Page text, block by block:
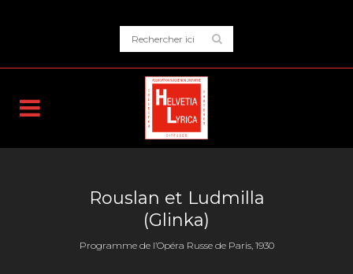
Rouslan et Ludmilla
(Glinka)
Programme de l’Opéra Russe de Paris, 1930